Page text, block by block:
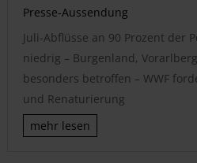
Presse-Aussendung
Juli-Abflüsse an 90 Prozent der
niedrig – Burgenland,
besonders betroffen – WWF
und Renaturierung
mehr lesen